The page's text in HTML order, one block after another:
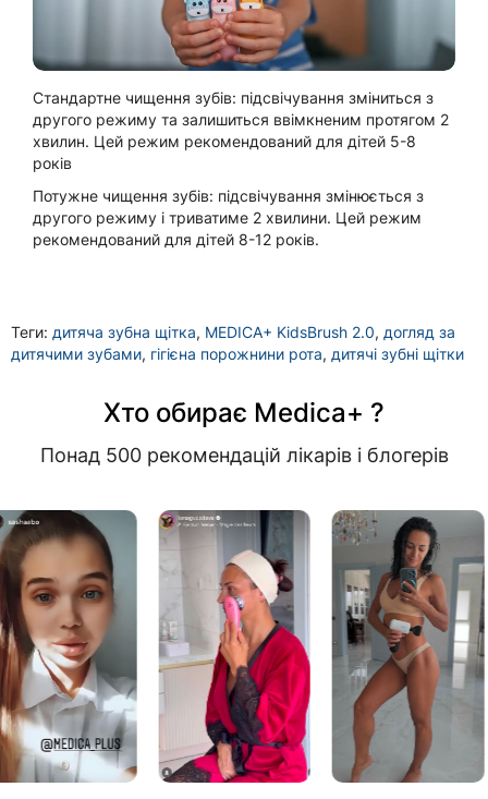
Стандартне чищення зубів: підсвічування зміниться з
другого режиму та залишиться ввімкненим протягом 2
хвилин. Цей режим рекомендований для дітей 5-8
років
Потужне чищення зубів: підсвічування змінюється з
другого режиму і триватиме 2 хвилини. Цей режим
рекомендований для дітей 8-12 років.
Теги: дитяча зубна щітка, MEDICA+ KidsBrush 2.0, догляд за
дитячими зубами, гігієна порожнини рота, дитячі зубні щітки
Хто обирає Medica+ ?
Понад 500 рекомендацій лікарів і блогерів